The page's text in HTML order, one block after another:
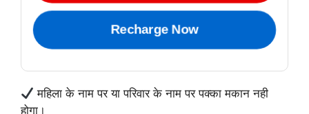
Recharge Now
महिला के नाम पर या परिवार के नाम पर पक्का मकान नही
होगा।